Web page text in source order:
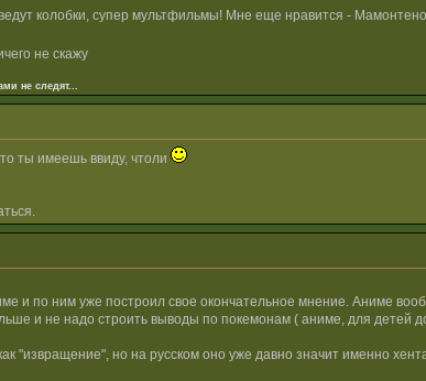
колобки, супер мультфильмы! Мне еще нравится -
не скажу
не следят...
ты имеешь ввиду, чтоли
и по ним уже построил свое окончательное мнение. Аниме
и не надо строить выводы по покемонам ( аниме, для детей
"извращение", но на русском оно уже давно значит именно